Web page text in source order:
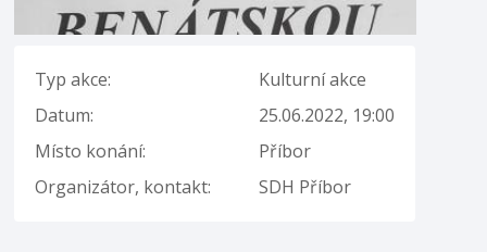
Typ akce:
Kulturní akce
Datum:
25.06.2022, 19:00
Místo konání:
Příbor
Organizátor, kontakt:
SDH Příbor